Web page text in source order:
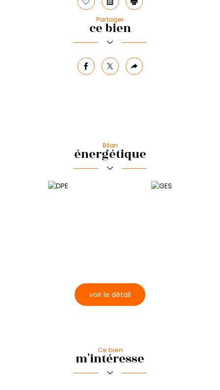
Commerces et santé Loisirs
Bibliothèque
Bureau de poste
Sélectionner
Calculatrice
Imprimer
Partager
ce bien
facebooktwitterPlus
de
Bilan
énergétique
voir le détail
Ce bien
m'intéresse